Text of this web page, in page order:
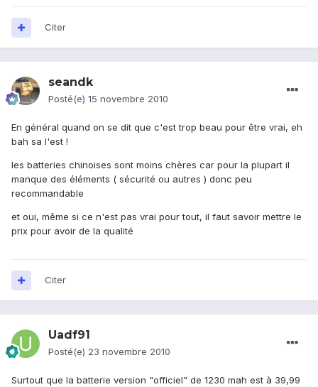
Citer
seandk
Posté(e) 15 novembre 2010
En général quand on se dit que c'est trop beau pour être vrai, eh
bah sa l'est !
les batteries chinoises sont moins chères car pour la plupart il
manque des éléments ( sécurité ou autres ) donc peu
recommandable
et oui, même si ce n'est pas vrai pour tout, il faut savoir mettre le
prix pour avoir de la qualité
Citer
Uadf91
Posté(e) 23 novembre 2010
Surtout que la batterie version "officiel" de 1230 mah est à 39,99